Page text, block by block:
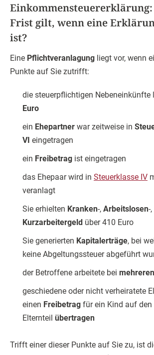
Einkommensteuererklärung:
Frist gilt, wenn eine
ist?
Eine Pflichtveranlagung liegt vor, wenn
Punkte auf Sie zutrifft:
die steuerpflichtigen Nebeneinkünfte
Euro
ein Ehepartner war zeitweise in
VI eingetragen
ein Freibetrag ist eingetragen
das Ehepaar wird in Steuerklasse IV
veranlagt
Sie erhielten Kranken-, Arbeitslosen-,
Kurzarbeitergeld über 410 Euro
Sie generierten Kapitalerträge, bei
keine Abgeltungssteuer abgeführt
der Betroffene arbeitete bei
geschiedene oder nicht verheiratete
einen Freibetrag für ein Kind auf den
Elternteil übertragen
Trifft einer dieser Punkte auf Sie zu, ist